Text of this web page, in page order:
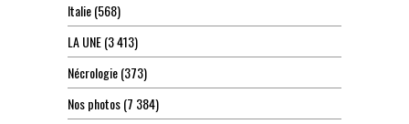
Italie(568)
LA UNE(3 413)
Nécrologie(373)
Nos photos(7 384)